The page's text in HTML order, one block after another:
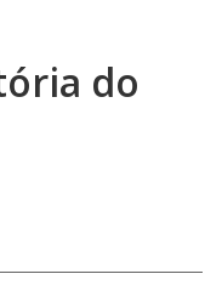
do